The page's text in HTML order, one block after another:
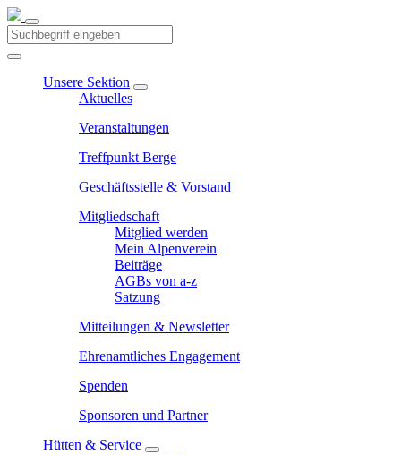
Unsere Sektion
Aktuelles
Veranstaltungen
Treffpunkt Berge
Geschäftsstelle & Vorstand
Mitgliedschaft
Mitglied werden
Mein Alpenverein
Beiträge
AGBs von a-z
Satzung
Mitteilungen & Newsletter
Ehrenamtliches Engagement
Spenden
Sponsoren und Partner
Hütten & Service